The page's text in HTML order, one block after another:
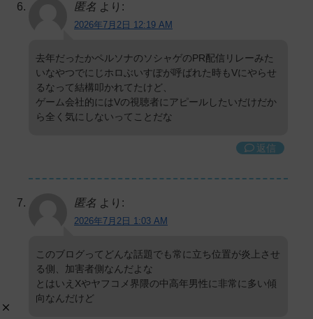
匿名 より:
2026年7月2日 12:19 AM
去年だったかペルソナのソシャゲのPR配信リレーみた
いなやつでにじホロぶいすぽが呼ばれた時もVにやらせ
るなって結構叩かれてたけど、
ゲーム会社的にはVの視聴者にアピールしたいだけだか
ら全く気にしないってことだな
返信
匿名 より:
2026年7月2日 1:03 AM
このブログってどんな話題でも常に立ち位置が炎上させ
る側、加害者側なんだよな
とはいえXやヤフコメ界隈の中高年男性に非常に多い傾
向なんだけど